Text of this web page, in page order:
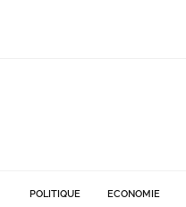
POLITIQUE ECONOMIE